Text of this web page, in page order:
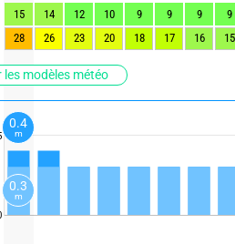
les modèles météo
15
14 12 10 9 9 9
9
28
26 23 20 18 17 16 15
0.3
m
0.4
m